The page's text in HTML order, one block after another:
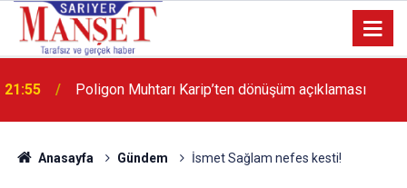
13:36
'Poligon'da İstanbul'a örnek proje gerçekleştirilecek'
Anasayfa Gündem İsmet Sağlam nefes kesti!